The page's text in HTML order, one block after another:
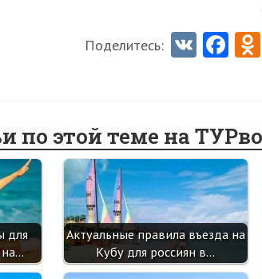
Поделитесь:
VFa
o
k
по этой теме на
для
на…
Актуальные правила въезда на
Кубу для россиян в…